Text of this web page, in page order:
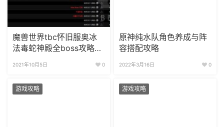
魔兽世界tbc怀旧服奥冰
法毒蛇神殿全boss攻略与
2021年10月5日 0
原神纯水队角色养成与阵
容搭配攻略
2022年3月16日 0
游戏攻略 游戏攻略